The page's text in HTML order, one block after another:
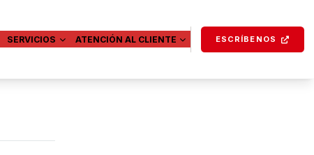
SERVICIOS ATENCIÓN AL CLIENTE ESCRÍBENOS